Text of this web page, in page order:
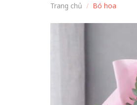
Trang chủ / Bó hoa